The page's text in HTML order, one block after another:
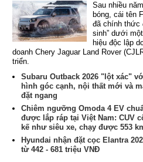
Sau nhiều
bóng, cái tên
đã chính thức
sinh” dưới
hiệu độc lập
doanh Chery Jaguar Land Rover
triển.
Subaru Outback 2026 "lột xác"
hình góc cạnh, nội thất mới và
đặt ngang
Chiêm ngưỡng Omoda 4 EV
được lắp ráp tại Việt Nam: CUV
kế như siêu xe, chạy được 553
Hyundai nhận đặt cọc Elantra
từ 442 - 681 triệu VNĐ